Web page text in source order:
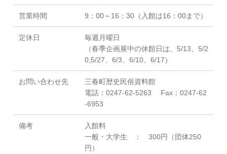
営業時間 9：00～16：30（入館は16：00まで）
定休日
毎週月曜日
（春季企画展中の休館日は、5/13、5/2
0,5/27、6/3、6/10、6/17）
お問い合わせ先
三春町歴史民俗資料館
電話：0247-62-5263 Fax：0247-62
-6953
備考
入館料
一般・大学生 ： 300円（団体250
円）